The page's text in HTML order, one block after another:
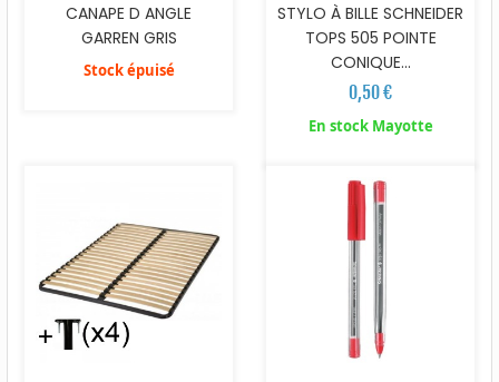
CANAPE D ANGLE
GARREN GRIS
Stock épuisé
STYLO À BILLE SCHNEIDER
TOPS 505 POINTE
CONIQUE...
0,50 €
En stock Mayotte